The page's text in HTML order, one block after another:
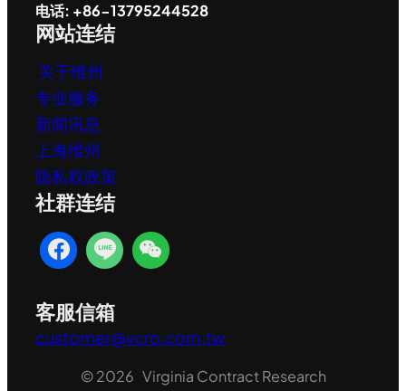
电话: +86-13795244528
网站连结
关于维州
专业服务
新闻讯息
上海维州
隐私权政策
社群连结
客服信箱
customer@vcro.com.tw
© 2026 Virginia Contract Research